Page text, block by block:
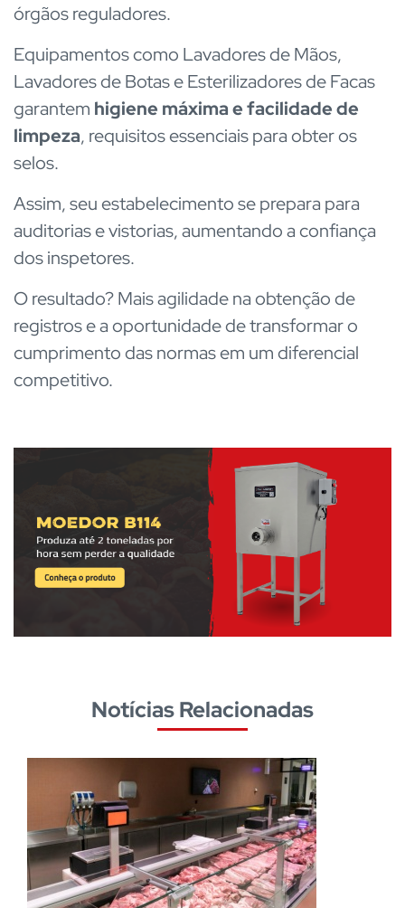
órgãos reguladores.
Equipamentos como Lavadores de Mãos,
Lavadores de Botas e Esterilizadores de Facas
garantem higiene máxima e facilidade de
limpeza, requisitos essenciais para obter os
selos.
Assim, seu estabelecimento se prepara para
auditorias e vistorias, aumentando a confiança
dos inspetores.
O resultado? Mais agilidade na obtenção de
registros e a oportunidade de transformar o
cumprimento das normas em um diferencial
competitivo.
Notícias Relacionadas